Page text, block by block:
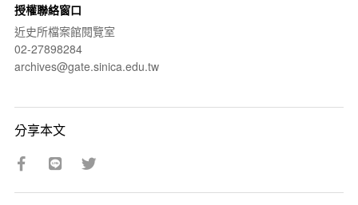
授權聯絡窗口
近史所檔案館閱覽室
02-27898284
archives@gate.sinica.edu.tw
分享本文